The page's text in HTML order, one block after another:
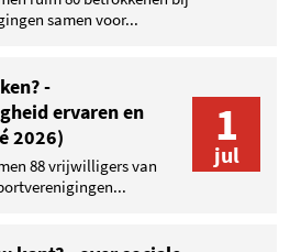
samen voor...
-
ervaren en
2026)
88 vrijwilligers van
1
jul